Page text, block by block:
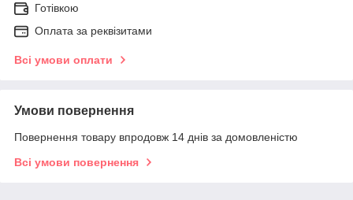
Готівкою
Оплата за реквізитами
Всі умови оплати
Умови повернення
Повернення товару впродовж 14 днів за домовленістю
Всі умови повернення